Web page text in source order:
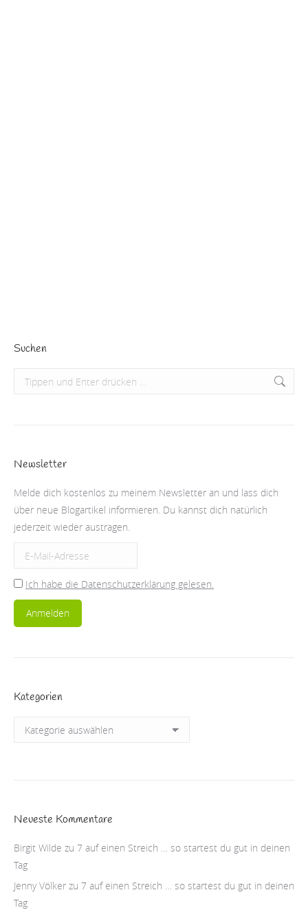
Suchen
Search:
Newsletter
Melde dich kostenlos zu meinem Newsletter an und lass dich
über neue Blogartikel informieren. Du kannst dich natürlich
jederzeit wieder austragen.
Ich habe die Datenschutzerklärung gelesen.
Kategorien
Kategorien
Neueste Kommentare
Birgit Wilde zu 7 auf einen Streich … so startest du gut in deinen
Tag
Jenny Völker zu 7 auf einen Streich … so startest du gut in deinen
Tag